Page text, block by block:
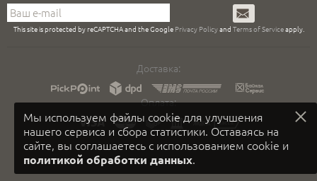
Мы используем файлы cookie для улучшения
нашего сервиса и сбора статистики. Оставаясь на
сайте, вы соглашаетесь с использованием cookie и
политикой обработки данных.
Подписаться
This site is protected by reCAPTCHA and the Google Privacy Policyand Terms of Serviceapply.
Доставка:
Оплата: